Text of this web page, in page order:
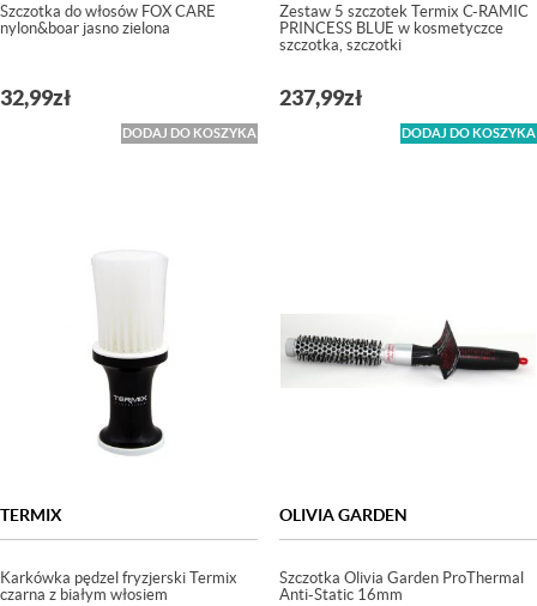
Szczotka do włosów FOX CARE
nylon&boar jasno zielona
32,99zł
DODAJ DO KOSZYKA
Zestaw 5 szczotek Termix C-RAMIC
PRINCESS BLUE w kosmetyczce
szczotka, szczotki
237,99zł
DODAJ DO KOSZYKA
TERMIX
Karkówka pędzel fryzjerski Termix
czarna z białym włosiem
OLIVIA GARDEN
Szczotka Olivia Garden ProThermal
Anti-Static 16mm